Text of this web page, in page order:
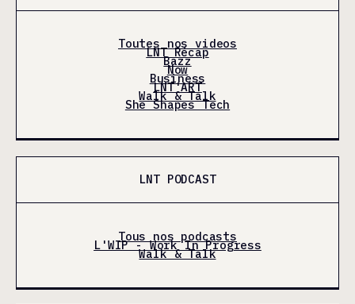
Toutes nos videos
LNT Récap
Bazz
Now
Business
LNT'ART
Walk & Talk
She Shapes Tech
LNT PODCAST
Tous nos podcasts
L'WIP - Work In Progress
Walk & Talk